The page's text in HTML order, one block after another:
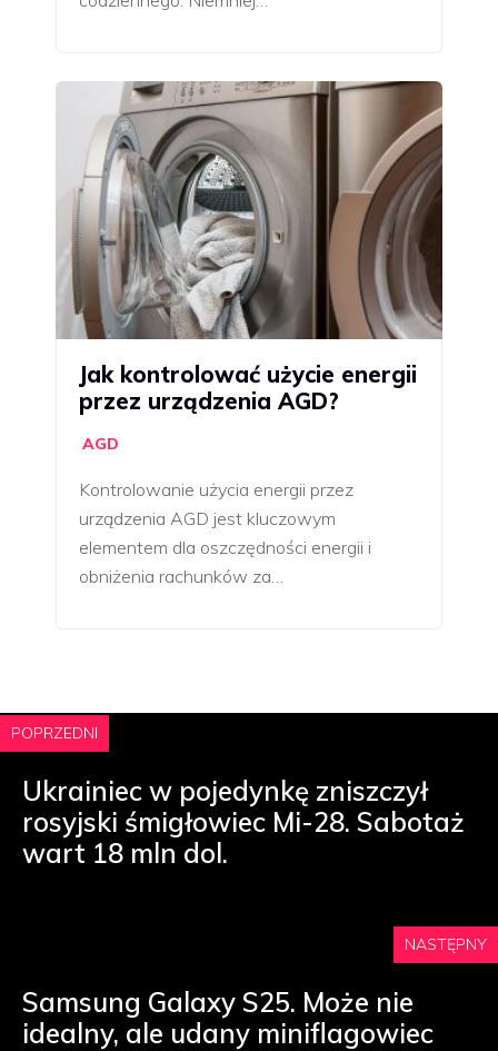
Jak kontrolować użycie energii
przez urządzenia AGD?
AGD
Kontrolowanie użycia energii przez
urządzenia AGD jest kluczowym
elementem dla oszczędności energii i
obniżenia rachunków za…
POPRZEDNI
Ukrainiec w pojedynkę zniszczył
rosyjski śmigłowiec Mi-28. Sabotaż
wart 18 mln dol.
NASTĘPNY
Samsung Galaxy S25. Może nie
idealny, ale udany miniflagowiec